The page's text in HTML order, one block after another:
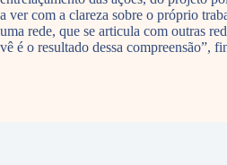
a ver com a clareza sobre o próprio
uma rede, que se articula com outras
vê é o resultado dessa compreensão”,